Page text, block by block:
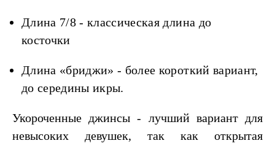
Длина 7/8 - классическая длина до
косточки
Длина «бриджи» - более короткий вариант,
до середины икры.
Укороченные джинсы - лучший вариант для
невысоких девушек, так как открытая